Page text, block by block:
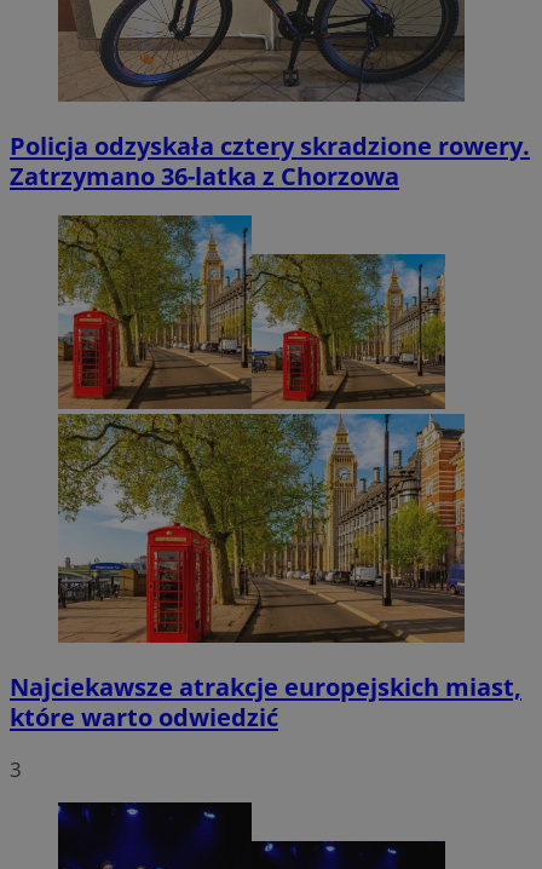
Policja odzyskała cztery skradzione rowery.
Zatrzymano 36-latka z Chorzowa
Najciekawsze atrakcje europejskich miast,
które warto odwiedzić
3